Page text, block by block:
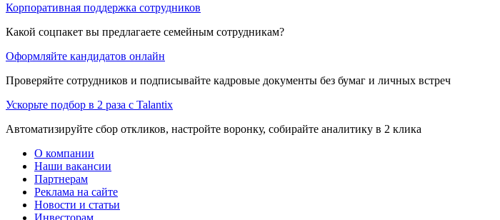
Корпоративная поддержка сотрудников
Какой соцпакет вы предлагаете семейным сотрудникам?
Оформляйте кандидатов онлайн
Проверяйте сотрудников и подписывайте кадровые документы без бумаг и личных встреч
Ускорьте подбор в 2 раза с Talantix
Автоматизируйте сбор откликов, настройте воронку, собирайте аналитику в 2 клика
О компании
Наши вакансии
Партнерам
Реклама на сайте
Новости и статьи
Инвесторам